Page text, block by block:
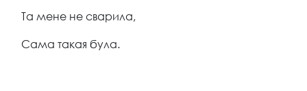
Та мене не сварила,
Сама такая була.